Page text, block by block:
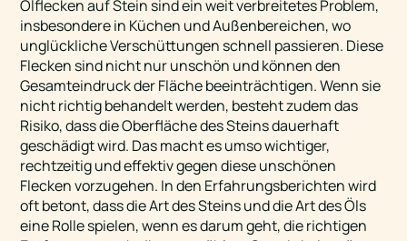
Ölflecken auf Stein sind ein weit verbreitetes Problem,
insbesondere in Küchen und Außenbereichen, wo
unglückliche Verschüttungen schnell passieren. Diese
Flecken sind nicht nur unschön und können den
Gesamteindruck der Fläche beeinträchtigen. Wenn sie
nicht richtig behandelt werden, besteht zudem das
Risiko, dass die Oberfläche des Steins dauerhaft
geschädigt wird. Das macht es umso wichtiger,
rechtzeitig und effektiv gegen diese unschönen
Flecken vorzugehen. In den Erfahrungsberichten wird
oft betont, dass die Art des Steins und die Art des Öls
eine Rolle spielen, wenn es darum geht, die richtigen